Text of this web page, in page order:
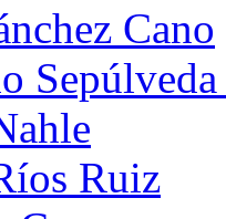
Cano
Ruiz